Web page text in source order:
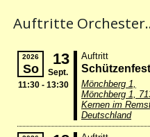
Auftritte